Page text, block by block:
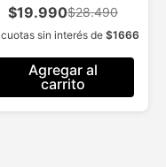
$19.990$28.490
cuotas sin interés de $1666
Agregar al
carrito